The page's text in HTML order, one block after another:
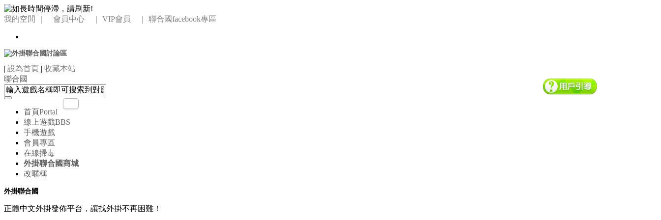
我的空間 ｜ 會員中心 ｜ VIP會員 ｜ 聯合國facebook專區
| 設為首頁 | 收藏本站
聯合國
首頁Portal
線上遊戲BBS
手機遊戲
會員專區
在線掃毒
外掛聯合國商城
改暱稱
外掛聯合國
正體中文外掛發佈平台，讓找外掛不再困難！